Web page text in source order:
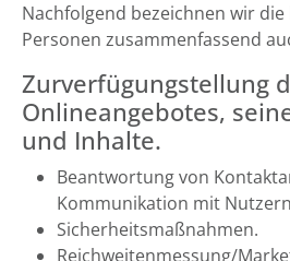
Nachfolgend bezeichnen wir
Personen zusammenfassend
Zurverfügungstellung
Onlineangebotes,
und Inhalte.
Beantwortung von
Kommunikation mit
Sicherheitsmaßnahmen.
Reichweitenmessung/